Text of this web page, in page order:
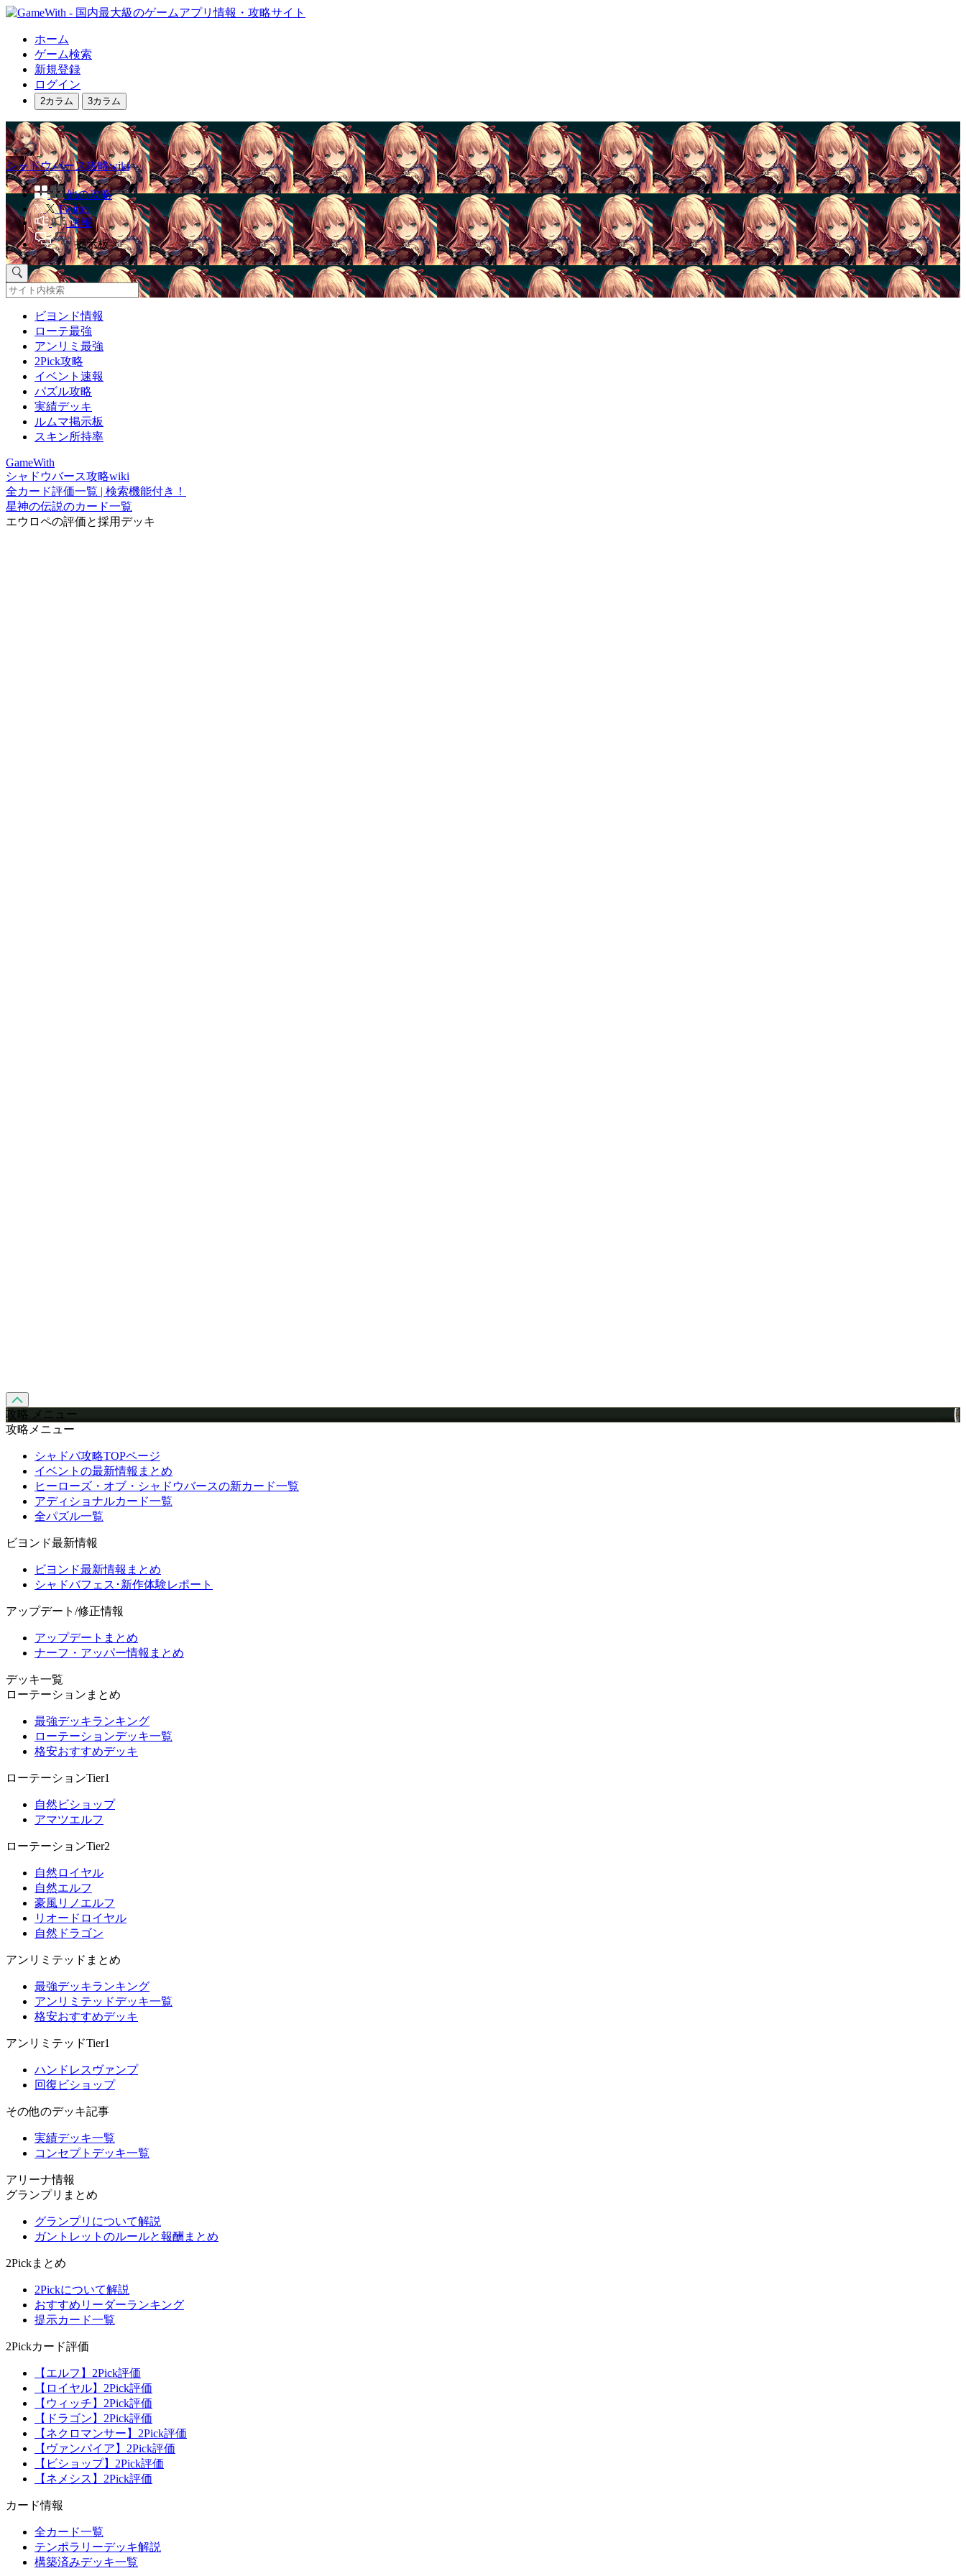
ホーム
ゲーム検索
新規登録
ログイン
2カラム 3カラム
シャドウバース攻略wiki
他の攻略
Twitter
速報
掲示板
ビヨンド情報
ローテ最強
アンリミ最強
2Pick攻略
イベント速報
パズル攻略
実績デッキ
ルムマ掲示板
スキン所持率
GameWith
シャドウバース攻略wiki
全カード評価一覧 | 検索機能付き！
星神の伝説のカード一覧
エウロペの評価と採用デッキ
攻略 メニュー
攻略メニュー
シャドバ攻略TOPページ
イベントの最新情報まとめ
ヒーローズ・オブ・シャドウバースの新カード一覧
アディショナルカード一覧
全パズル一覧
ビヨンド最新情報
ビヨンド最新情報まとめ
シャドバフェス･新作体験レポート
アップデート/修正情報
アップデートまとめ
ナーフ・アッパー情報まとめ
デッキ一覧
ローテーションまとめ
最強デッキランキング
ローテーションデッキ一覧
格安おすすめデッキ
ローテーションTier1
自然ビショップ
アマツエルフ
ローテーションTier2
自然ロイヤル
自然エルフ
豪風リノエルフ
リオードロイヤル
自然ドラゴン
アンリミテッドまとめ
最強デッキランキング
アンリミテッドデッキ一覧
格安おすすめデッキ
アンリミテッドTier1
ハンドレスヴァンプ
回復ビショップ
その他のデッキ記事
実績デッキ一覧
コンセプトデッキ一覧
アリーナ情報
グランプリまとめ
グランプリについて解説
ガントレットのルールと報酬まとめ
2Pickまとめ
2Pickについて解説
おすすめリーダーランキング
提示カード一覧
2Pickカード評価
【エルフ】2Pick評価
【ロイヤル】2Pick評価
【ウィッチ】2Pick評価
【ドラゴン】2Pick評価
【ネクロマンサー】2Pick評価
【ヴァンパイア】2Pick評価
【ビショップ】2Pick評価
【ネメシス】2Pick評価
カード情報
全カード一覧
テンポラリーデッキ解説
構築済みデッキ一覧